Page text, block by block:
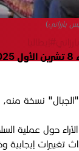
بارزاني)
مسعود بارزاني، اليوم
الآراء حول
تغييرات